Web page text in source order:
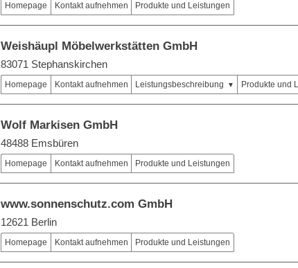
Homepage Kontakt aufnehmen Produkte und Leistungen
Weishäupl Möbelwerkstätten GmbH
83071 Stephanskirchen
Homepage Kontakt aufnehmen Leistungsbeschreibung Produkte und
Wolf Markisen GmbH
48488 Emsbüren
Homepage Kontakt aufnehmen Produkte und Leistungen
www.sonnenschutz.com GmbH
12621 Berlin
Homepage Kontakt aufnehmen Produkte und Leistungen